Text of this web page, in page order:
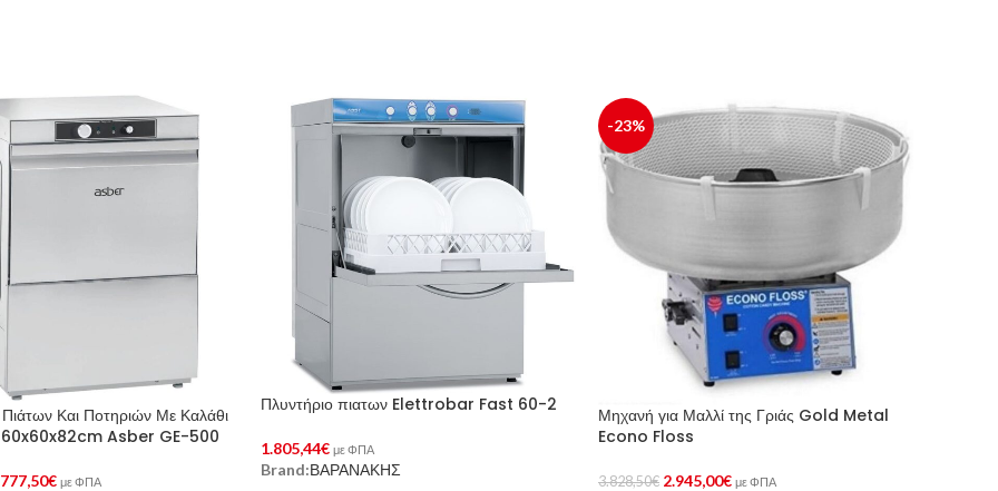
Και Ποτηριών Με Καλάθι
Asber GE-500
€ με ΦΠΑ
Πλυντήριο πιατων Elettrobar Fast 60-2
1.805,44€ με ΦΠΑ
Προσθήκη Στο Καλάθι
Brand:ΒΑΡΑΝΑΚΗΣ
-23%
Μηχανή για Μαλλί της Γριάς Gold Metal
Econo Floss
3.828,50€ 2.945,00€ με ΦΠΑ